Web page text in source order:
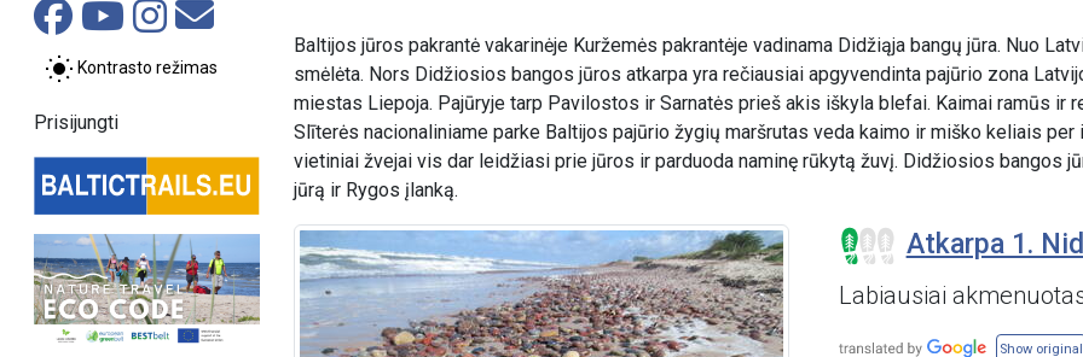
Kontrasto režimas
Prisijungti
Baltijos jūros pakrantė vakarinėje Kuržemės pakrantėje vadinama Didžiąja bangų jūra. Nuo
smėlėta. Nors Didžiosios bangos jūros atkarpa yra rečiausiai apgyvendinta pajūrio zona
miestas Liepoja. Pajūryje tarp Pavilostos ir Sarnatės prieš akis iškyla blefai. Kaimai ramūs ir
Slīterės nacionaliniame parke Baltijos pajūrio žygių maršrutas veda kaimo ir miško keliais
vietiniai žvejai vis dar leidžiasi prie jūros ir parduoda naminę rūkytą žuvį. Didžiosios bangos
jūrą ir Rygos įlanką.
Atkarpa 1.
Labiausiai
Show original